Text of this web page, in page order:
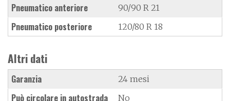
Pneumatico anteriore 90/90 R 21
Pneumatico posteriore 120/80 R 18
Altri dati
Garanzia 24 mesi
Può circolare in autostrada No